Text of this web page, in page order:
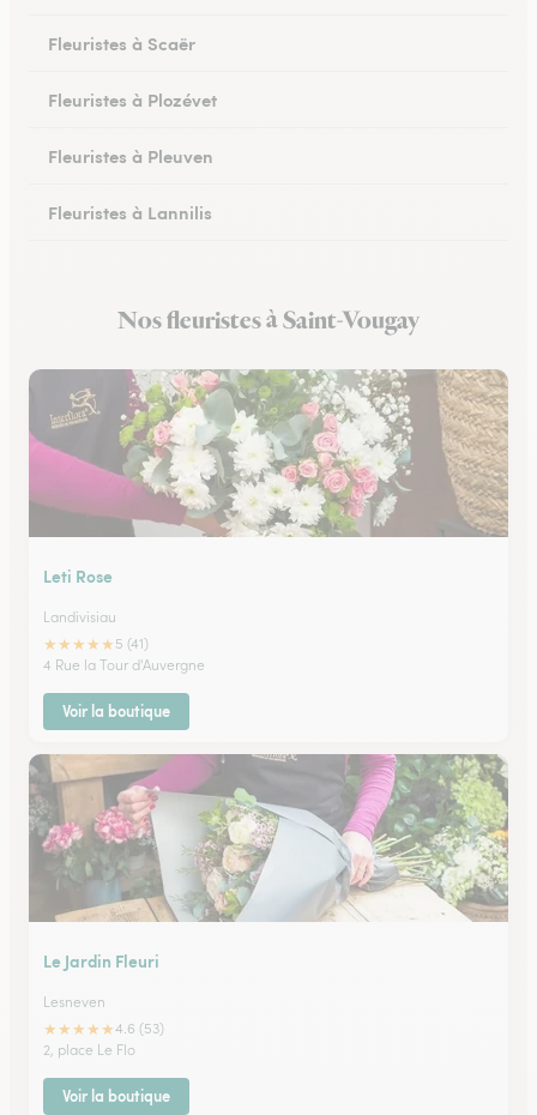
Fleuristes à Scaër
Fleuristes à Plozévet
Fleuristes à Pleuven
Fleuristes à Lannilis
Fleuristes à Daoulas
Nos fleuristes à Saint-Vougay
Leti Rose
Landivisiau
★★★★★ 5 (41)
4 Rue la Tour d'Auvergne
Voir la boutique
Le Jardin Fleuri
Lesneven
★★★★★4.6 (53)
2, place Le Flo
Voir la boutique